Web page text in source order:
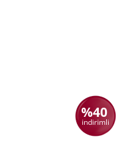
%40
indirimli